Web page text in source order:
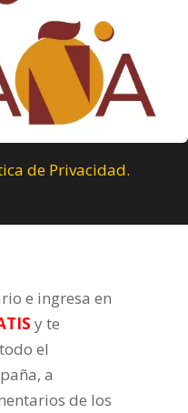
de Privacidad.
e ingresa en
y te
el
a
de los